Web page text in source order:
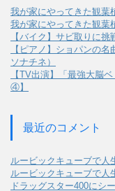
我が家にやってきた観葉
我が家にやってきた観葉
【バイク】サビ取りに
【ピアノ】ショパンの
ソナチネ）
【TV出演】「最強大脳
④】
最近のコメント
ルービックキューブで人
ルービックキューブで人
ドラッグスター400にシ